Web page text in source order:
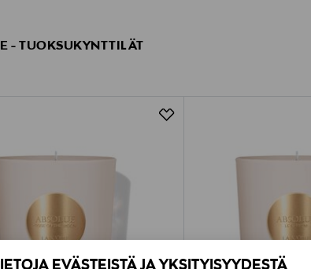
EVÄSTEISTÄ JA YKSITYISYYDESTÄ
- TUOKSUKYNTTILÄT